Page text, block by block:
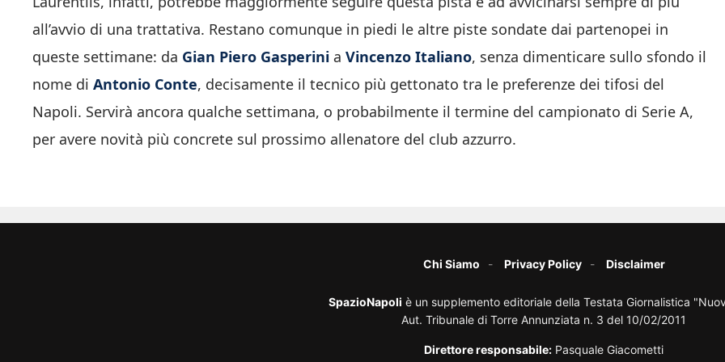
all’avvio di una trattativa. Restano comunque in piedi le altre piste sondate dai partenopei in
queste settimane: da Gian Piero Gasperini a Vincenzo Italiano, senza dimenticare sullo sfondo il
nome di Antonio Conte, decisamente il tecnico più gettonato tra le preferenze dei tifosi del
Napoli. Servirà ancora qualche settimana, o probabilmente il termine del campionato di Serie A,
per avere novità più concrete sul prossimo allenatore del club azzurro.
Chi Siamo Privacy Policy Disclaimer
SpazioNapoli è un supplemento editoriale della Testata Giornalistica
Aut. Tribunale di Torre Annunziata n. 3 del 10/02/2011
Direttore responsabile: Pasquale Giacometti